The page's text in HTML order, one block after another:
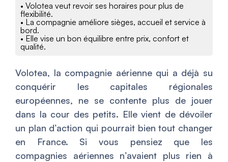
• Volotea veut revoir ses horaires pour plus de
flexibilité.
• La compagnie améliore sièges, accueil et service à
bord.
• Elle vise un bon équilibre entre prix, confort et
qualité.
Volotea, la compagnie aérienne qui a déjà su
conquérir les capitales régionales
européennes, ne se contente plus de jouer
dans la cour des petits. Elle vient de dévoiler
un plan d’action qui pourrait bien tout changer
en France. Si vous pensiez que les
compagnies aériennes n’avaient plus rien à